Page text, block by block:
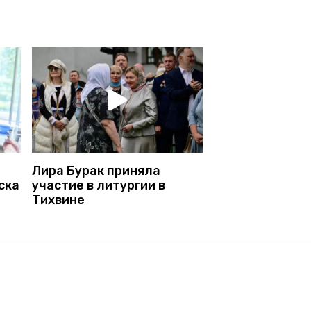
Лира Бурак приняла
участие в литургии в
Тихвине